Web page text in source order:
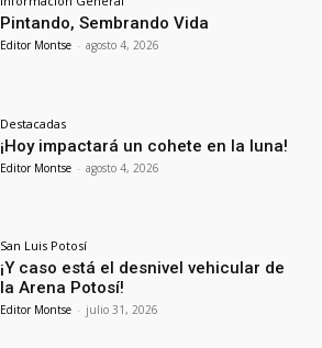
Pintando, Sembrando Vida
Editor Montse - agosto 4, 2026
Destacadas
¡Hoy impactará un cohete en la luna!
Editor Montse - agosto 4, 2026
San Luis Potosí
¡Y caso está el desnivel vehicular de
la Arena Potosí!
Editor Montse - julio 31, 2026